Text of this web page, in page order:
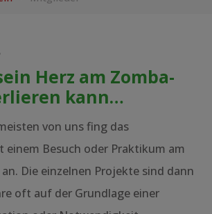
Herz am Zomba-
kann…
von uns fing das
einem Besuch oder Praktikum am
Die einzelnen Projekte sind dann
oft auf der Grundlage einer